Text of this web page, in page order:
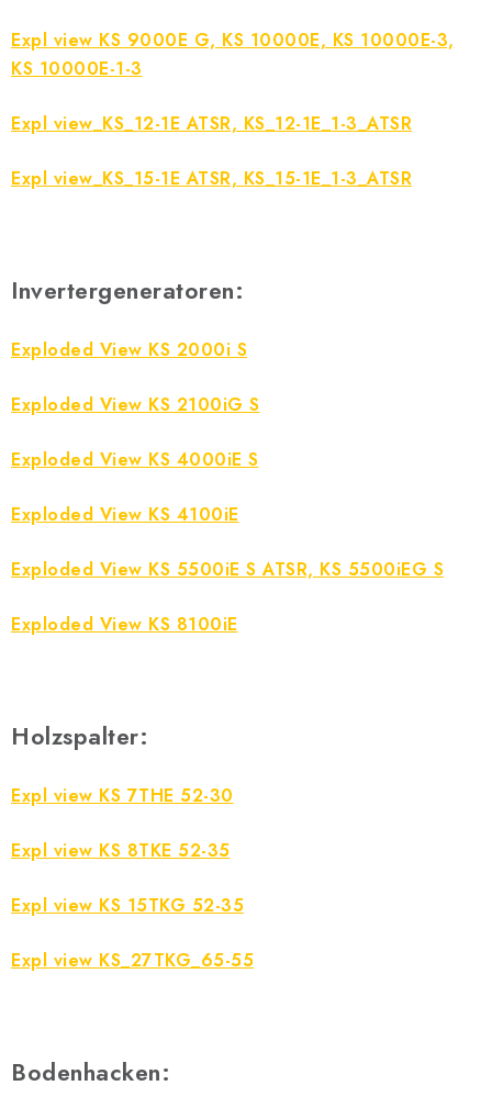
Expl view KS 9000E G, KS 10000E, KS 10000E-3,
KS 10000E-1-3
Expl view_KS_12-1E ATSR, KS_12-1E_1-3_ATSR
Expl view_KS_15-1E ATSR, KS_15-1E_1-3_ATSR
Invertergeneratoren:
Exploded View KS 2000i S
Exploded View KS 2100iG S
Exploded View KS 4000iE S
Exploded View KS 4100iE
Exploded View KS 5500iE S ATSR, KS 5500iEG S
Exploded View KS 8100iE
Holzspalter:
Expl view KS 7THE 52-30
Expl view KS 8TKE 52-35
Expl view KS 15TKG 52-35
Expl view KS_27TKG_65-55
Bodenhacken: